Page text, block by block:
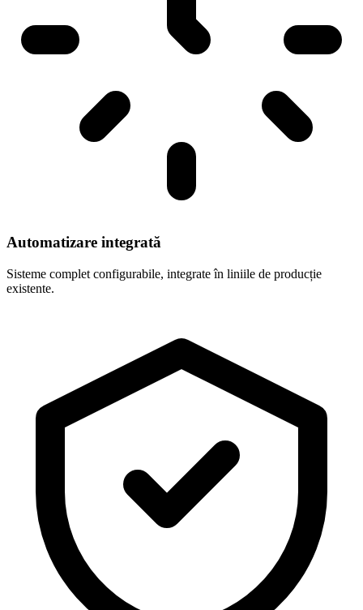
Automatizare integrată
Sisteme complet configurabile, integrate în liniile de producție
existente.